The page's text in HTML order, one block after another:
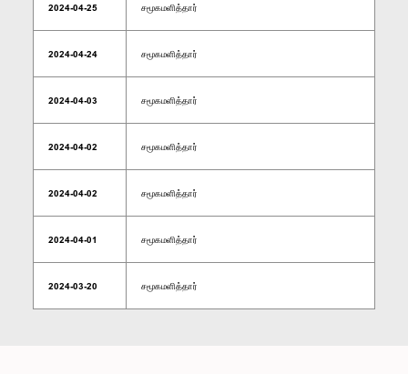
2024-04-25 சமூகமளித்தார்
2024-04-24 சமூகமளித்தார்
2024-04-03 சமூகமளித்தார்
2024-04-02 சமூகமளித்தார்
2024-04-02 சமூகமளித்தார்
2024-04-01 சமூகமளித்தார்
2024-03-20 சமூகமளித்தார்